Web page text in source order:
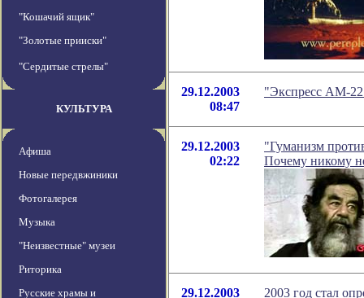
"Кошачий ящик"
"Золотые прииски"
"Сердитые стрелы"
КУЛЬТУРА
Афиша
Новые передвжиники
Фотогалерея
Музыка
"Неизвестные" музеи
Риторика
Русские храмы и
29.12.2003
08:47
"Экспресс АМ-
29.12.2003
02:22
"Гуманизм
Почему никому
29.12.2003
2003 год стал